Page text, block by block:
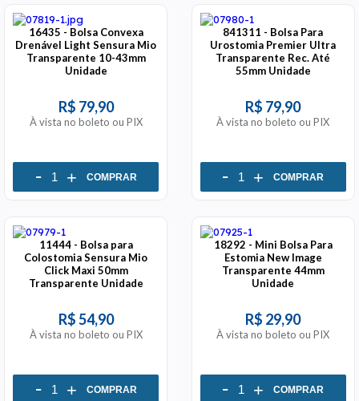
16435 - Bolsa Convexa
Drenável Light Sensura Mio
Transparente 10-43mm
Unidade
R$ 79,90
À vista no boleto ou PIX
- + COMPRAR
841311 - Bolsa Para
Urostomia Premier Ultra
Transparente Rec. Até
55mm Unidade
R$ 79,90
À vista no boleto ou PIX
- + COMPRAR
11444 - Bolsa para
Colostomia Sensura Mio
Click Maxi 50mm
Transparente Unidade
R$ 54,90
À vista no boleto ou PIX
- + COMPRAR
18292 - Mini Bolsa Para
Estomia New Image
Transparente 44mm
Unidade
R$ 29,90
À vista no boleto ou PIX
- + COMPRAR